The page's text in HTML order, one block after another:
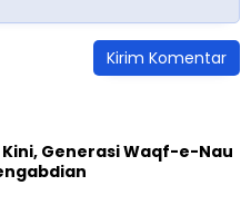
Kini, Generasi Waqf-e-Nau